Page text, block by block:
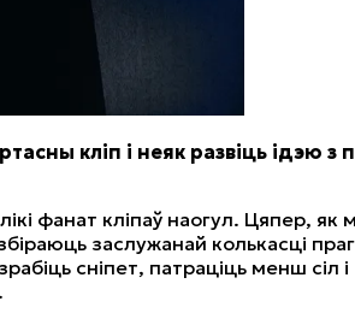
кліп і неяк развіць ідэю з
фанат кліпаў наогул. Цяпер,
заслужанай колькасці
сніпет, патраціць менш сіл